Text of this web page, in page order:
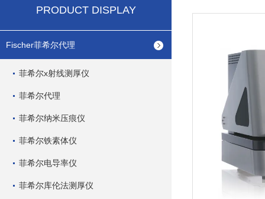
PRODUCT DISPLAY
Fischer菲希尔代理
菲希尔x射线测厚仪
菲希尔代理
菲希尔纳米压痕仪
菲希尔铁素体仪
菲希尔电导率仪
菲希尔库伦法测厚仪